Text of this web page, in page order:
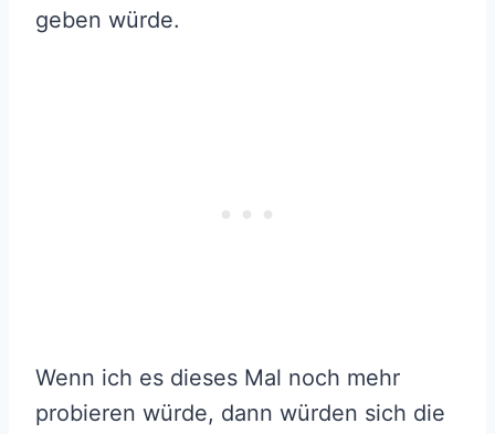
geben würde.
Wenn ich es dieses Mal noch mehr
probieren würde, dann würden sich die